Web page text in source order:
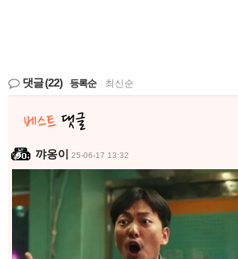
댓글(22) 등록순 최신순
꺄옹이 25-06-17 13:32